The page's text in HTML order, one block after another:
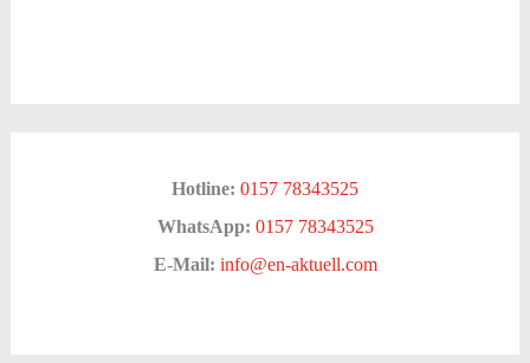
Hotline: 0157 78343525
WhatsApp: 0157 78343525
E-Mail: info@en-aktuell.com